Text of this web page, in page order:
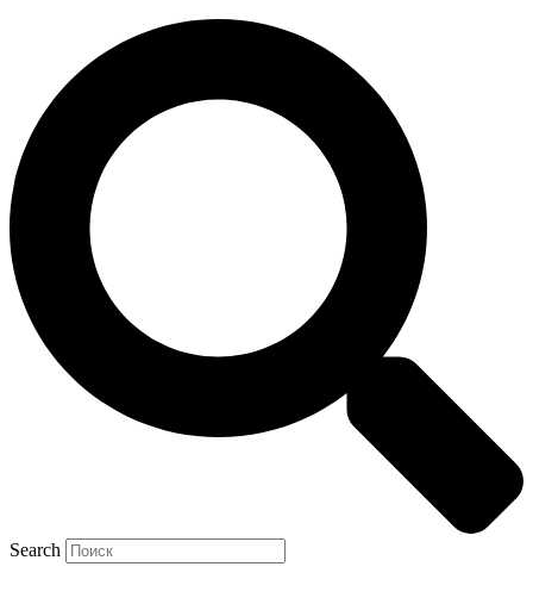
Search